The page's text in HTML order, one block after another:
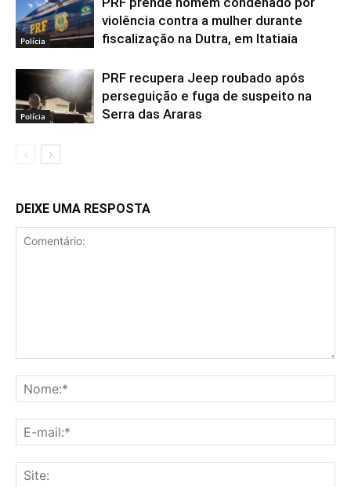
Polícia
violência contra a mulher durante
fiscalização na Dutra, em Itatiaia
Polícia
PRF recupera Jeep roubado após
perseguição e fuga de suspeito na
Serra das Araras
DEIXE UMA RESPOSTA